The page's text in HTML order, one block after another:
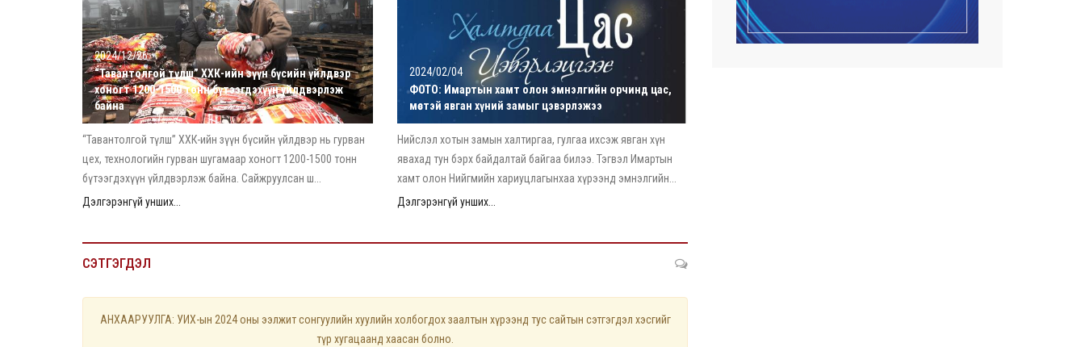
2024/12/26
“Тавантолгой түлш” ХХК-ийн зүүн бүсийн үйлдвэр
хоногт 1200-1500 тонн бүтээгдэхүүн үйлдвэрлэж
байна
“Тавантолгой түлш” ХХК-ийн зүүн бүсийн үйлдвэр нь гурван
цех, технологийн гурван шугамаар хоногт 1200-1500 тонн
бүтээгдэхүүн үйлдвэрлэж байна. Сайжруулсан ш...
Дэлгэрэнгүй унших...
2024/02/04
ФОТО: Имартын хамт олон эмнэлгийн орчинд цас,
мөстэй явган хүний замыг цэвэрлэжээ
Нийслэл хотын замын халтиргаа, гулгаа ихсэж явган хүн
явахад тун бэрх байдалтай байгаа билээ. Тэгвэл Имартын
хамт олон Нийгмийн хариуцлагынхаа хүрээнд эмнэлгийн...
Дэлгэрэнгүй унших...
СЭТГЭГДЭЛ
АНХААРУУЛГА: УИХ-ын 2024 оны ээлжит сонгуулийн хуулийн холбогдох заалтын хүрээнд тус сайтын сэтгэгдэл хэсгийг
түр хугацаанд хаасан болно.
хучилттай авто замын